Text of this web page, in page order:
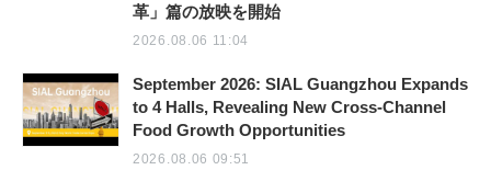
革」篇の放映を開始
2026.08.06 11:04
September 2026: SIAL Guangzhou Expands
to 4 Halls, Revealing New Cross-Channel
Food Growth Opportunities
2026.08.06 09:51